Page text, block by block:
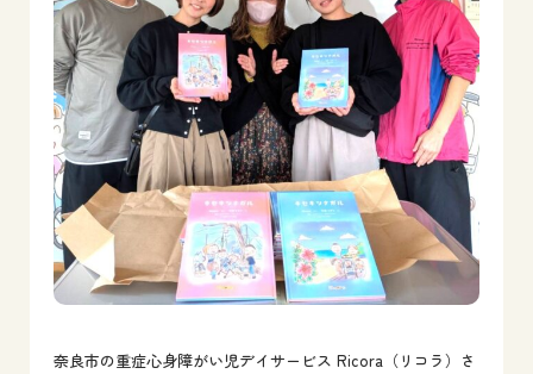
奈良市の重症心身障がい児デイサービス Ricora（リコラ）さ